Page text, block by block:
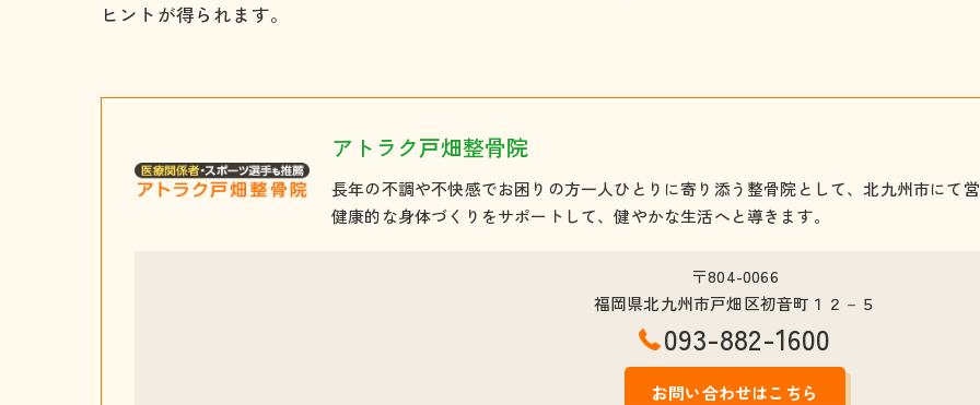
X・O脚
交通事故治療
ヒントが得られます。
アトラク戸畑整骨院
長年の不調や不快感でお困りの方一人ひとりに寄り添う整骨院として、北九州市にて
健康的な身体づくりをサポートして、健やかな生活へと導きます。
〒804-0066
福岡県北九州市戸畑区初音町１２－５
093-882-1600
お問い合わせはこちら